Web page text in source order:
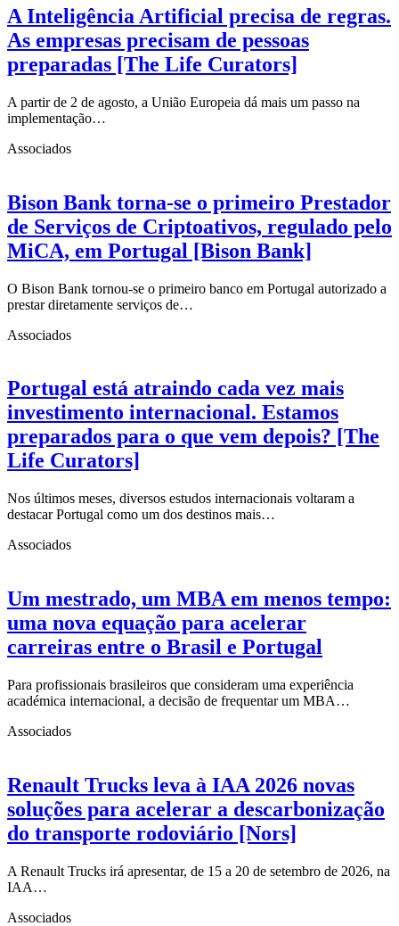
A Inteligência Artificial precisa de regras.
As empresas precisam de pessoas
preparadas [The Life Curators]
A partir de 2 de agosto, a União Europeia dá mais um passo na
implementação…
Associados
Bison Bank torna-se o primeiro Prestador
de Serviços de Criptoativos, regulado pelo
MiCA, em Portugal [Bison Bank]
O Bison Bank tornou-se o primeiro banco em Portugal autorizado a
prestar diretamente serviços de…
Associados
Portugal está atraindo cada vez mais
investimento internacional. Estamos
preparados para o que vem depois? [The
Life Curators]
Nos últimos meses, diversos estudos internacionais voltaram a
destacar Portugal como um dos destinos mais…
Associados
Um mestrado, um MBA em menos tempo:
uma nova equação para acelerar
carreiras entre o Brasil e Portugal
Para profissionais brasileiros que consideram uma experiência
académica internacional, a decisão de frequentar um MBA…
Associados
Renault Trucks leva à IAA 2026 novas
soluções para acelerar a descarbonização
do transporte rodoviário [Nors]
A Renault Trucks irá apresentar, de 15 a 20 de setembro de 2026, na
IAA…
Associados